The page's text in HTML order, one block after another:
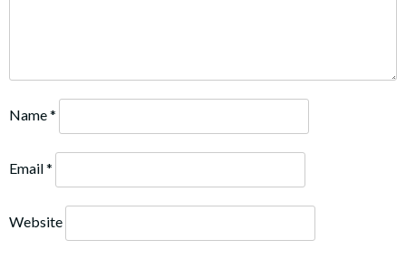
Name*
Email*
Website